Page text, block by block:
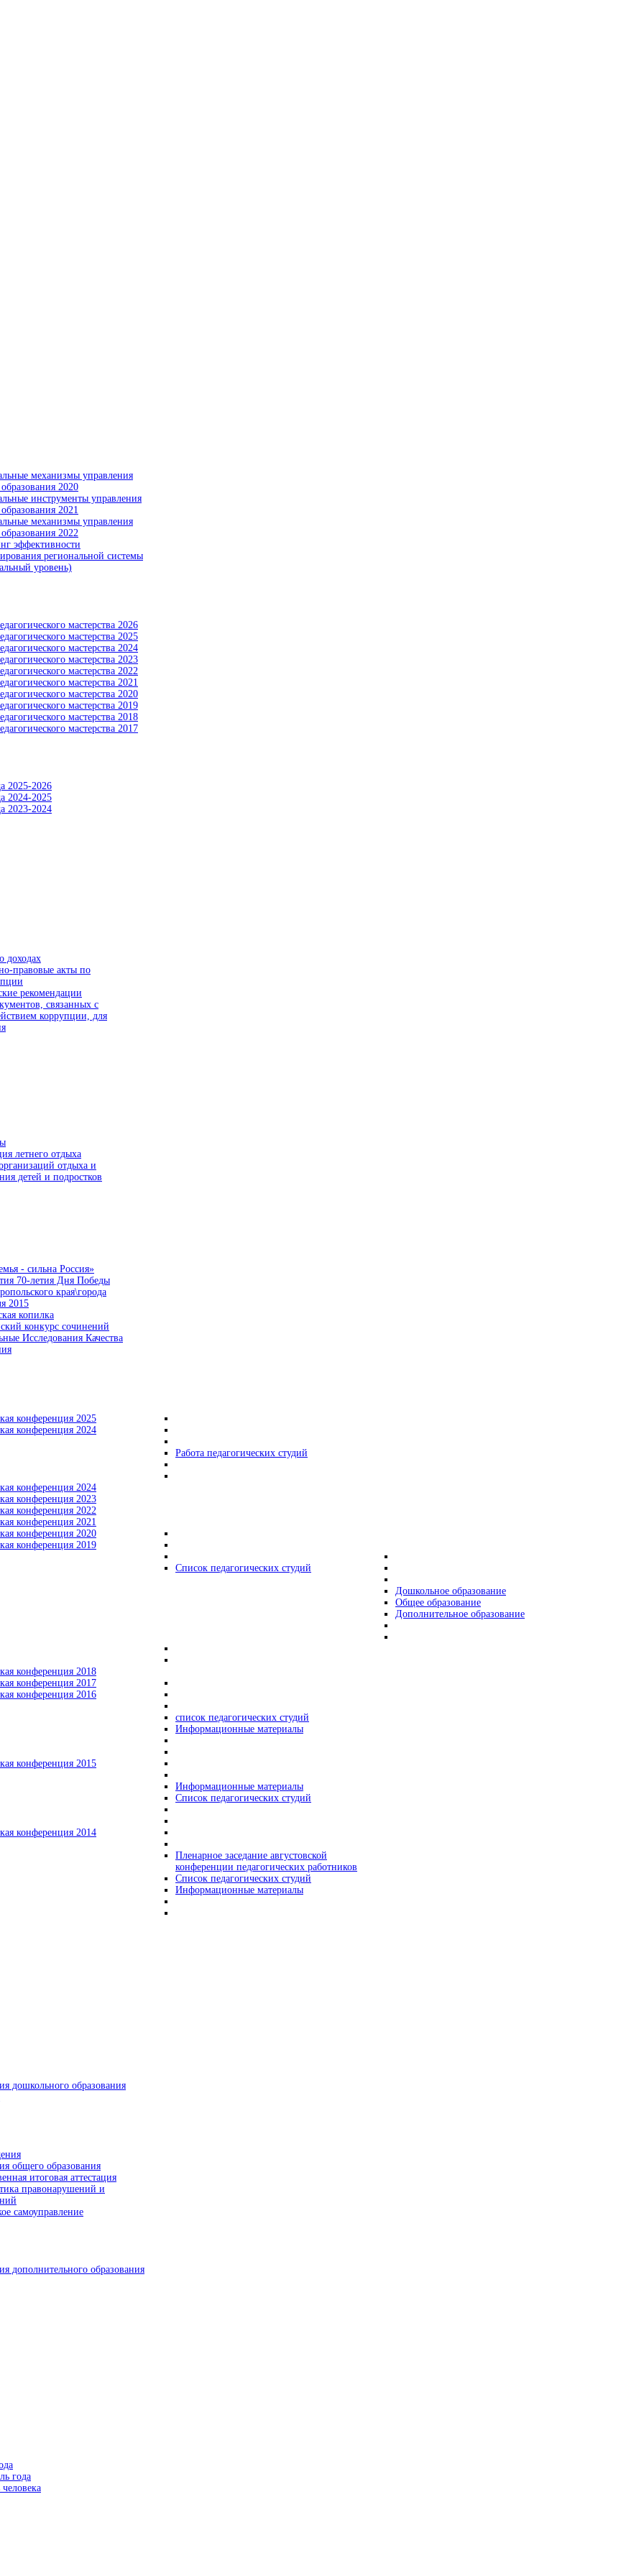
механизмы управления
2020
инструменты управления
2021
механизмы управления
2022
эффективности
региональной системы
уровень)
мастерства 2026
мастерства 2025
мастерства 2024
мастерства 2023
мастерства 2022
мастерства 2021
мастерства 2020
мастерства 2019
мастерства 2018
мастерства 2017
2025-2026
2024-2025
2023-2024
доходах
правовые акты по
рекомендации
связанных с
коррупции, для
летнего отдыха
отдыха и
детей и подростков
- сильна Россия»
70-летия Дня Победы
края\города
2015
копилка
конкурс сочинений
Исследования Качества
конференция 2025
конференция 2024
Работа педагогических студий
конференция 2024
конференция 2023
конференция 2022
конференция 2021
конференция 2020
конференция 2019
Список педагогических студий
Дошкольное образование
Общее образование
Дополнительное образование
конференция 2018
конференция 2017
конференция 2016
список педагогических студий
Информационные материалы
конференция 2015
Информационные материалы
Список педагогических студий
конференция 2014
Пленарное заседание августовской
конференции педагогических работников
Список педагогических студий
Информационные материалы
дошкольного образования
общего образования
итоговая аттестация
правонарушений и
самоуправление
дополнительного образования
года